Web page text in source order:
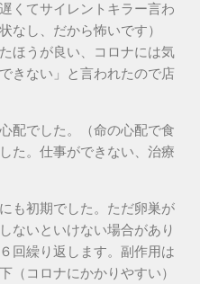
くてサイレントキラー言わ
なし、だから怖いです）
ほうが良い、コロナには気
きない」と言われたので店
配でした。（命の心配で食
た。仕事ができない、治療
も初期でした。ただ卵巣が
ないといけない場合があり
回繰り返します。副作用は
（コロナにかかりやすい）